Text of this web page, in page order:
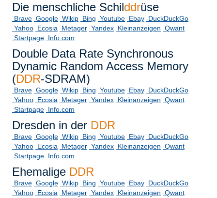
Die menschliche Schilddrüse
Brave Google Wikip Bing Youtube Ebay DuckDuckGo
Yahoo Ecosia Metager Yandex Kleinanzeigen Qwant
Startpage Info.com
Double Data Rate Synchronous
Dynamic Random Access Memory
(DDR-SDRAM)
Brave Google Wikip Bing Youtube Ebay DuckDuckGo
Yahoo Ecosia Metager Yandex Kleinanzeigen Qwant
Startpage Info.com
Dresden in der DDR
Brave Google Wikip Bing Youtube Ebay DuckDuckGo
Yahoo Ecosia Metager Yandex Kleinanzeigen Qwant
Startpage Info.com
Ehemalige DDR
Brave Google Wikip Bing Youtube Ebay DuckDuckGo
Yahoo Ecosia Metager Yandex Kleinanzeigen Qwant